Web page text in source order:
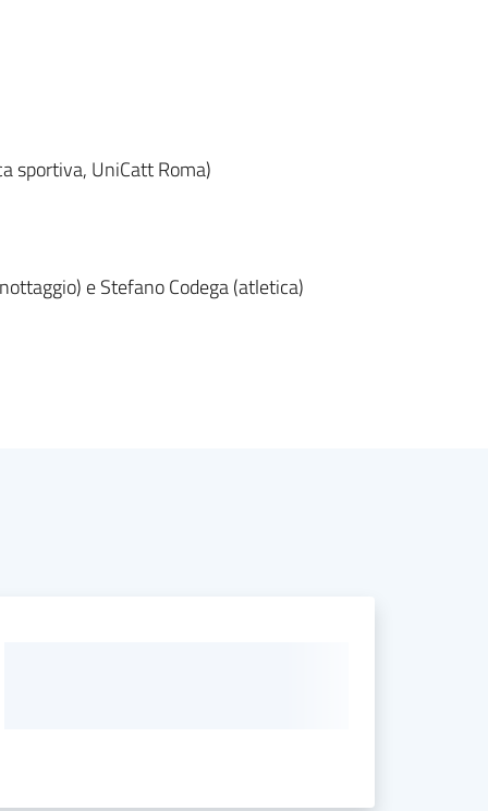
sportiva, UniCatt Roma)
e Stefano Codega (atletica)